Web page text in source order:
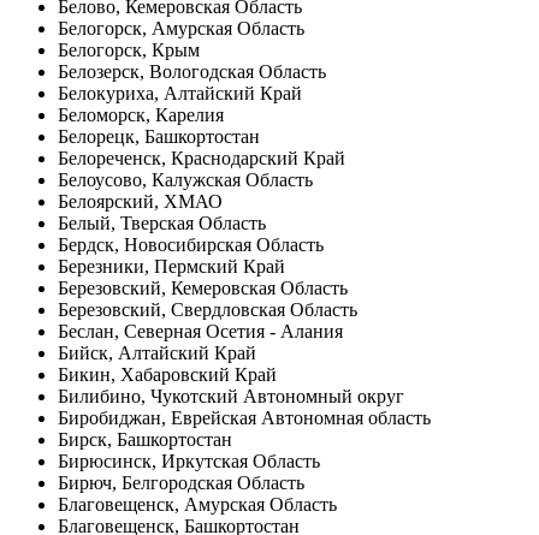
Белово, Кемеровская Область
Белогорск, Амурская Область
Белогорск, Крым
Белозерск, Вологодская Область
Белокуриха, Алтайский Край
Беломорск, Карелия
Белорецк, Башкортостан
Белореченск, Краснодарский Край
Белоусово, Калужская Область
Белоярский, ХМАО
Белый, Тверская Область
Бердск, Новосибирская Область
Березники, Пермский Край
Березовский, Кемеровская Область
Березовский, Свердловская Область
Беслан, Северная Осетия - Алания
Бийск, Алтайский Край
Бикин, Хабаровский Край
Билибино, Чукотский Автономный округ
Биробиджан, Еврейская Автономная область
Бирск, Башкортостан
Бирюсинск, Иркутская Область
Бирюч, Белгородская Область
Благовещенск, Амурская Область
Благовещенск, Башкортостан